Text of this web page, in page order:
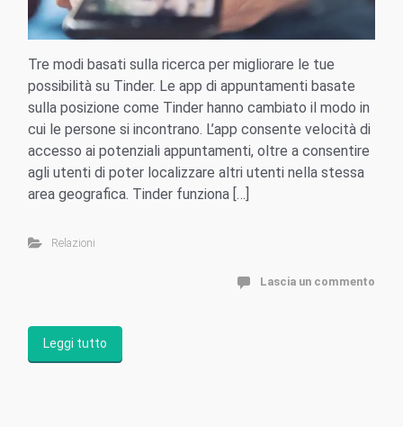
Tre modi basati sulla ricerca per migliorare le tue
possibilità su Tinder. Le app di appuntamenti basate
sulla posizione come Tinder hanno cambiato il modo in
cui le persone si incontrano. L’app consente velocità di
accesso ai potenziali appuntamenti, oltre a consentire
agli utenti di poter localizzare altri utenti nella stessa
area geografica. Tinder funziona […]
Relazioni
Lascia un commento
Leggi tutto